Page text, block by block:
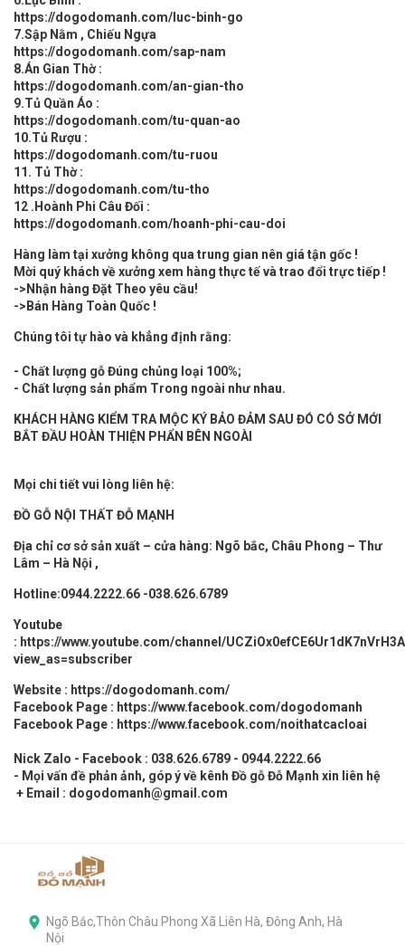
https://dogodomanh.com/luc-binh-go
7.Sập Nằm , Chiếu Ngựa
https://dogodomanh.com/sap-nam
8.Án Gian Thờ :
https://dogodomanh.com/an-gian-tho
9.Tủ Quần Áo :
https://dogodomanh.com/tu-quan-ao
10.Tủ Rượu :
https://dogodomanh.com/tu-ruou
11. Tủ Thờ :
https://dogodomanh.com/tu-tho
12 .Hoành Phi Câu Đối :
https://dogodomanh.com/hoanh-phi-cau-doi
Hàng làm tại xưởng không qua trung gian nên giá tận gốc !
Mời quý khách về xưởng xem hàng thực tế và trao đổi trực tiếp !
->Nhận hàng Đặt Theo yêu cầu!
->Bán Hàng Toàn Quốc !
Chúng tôi tự hào và khẳng định rằng:
- Chất lượng gỗ Đúng chủng loại 100%;
- Chất lượng sản phẩm Trong ngoài như nhau.
KHÁCH HÀNG KIỂM TRA MỘC KÝ BẢO ĐẢM SAU ĐÓ CÓ SỞ MỚI
BẮT ĐẦU HOÀN THIỆN PHẨN BÊN NGOÀI
Mọi chi tiết vui lòng liên hệ:
ĐỒ GỖ NỘI THẤT ĐỖ MẠNH
Địa chỉ cơ sở sản xuất – cửa hàng: Ngõ bắc, Châu Phong – Thư
Lâm – Hà Nội ,
Hotline:0944.2222.66 -038.626.6789
Youtube
: https://www.youtube.com/channel/
view_as=subscriber
Website : https://dogodomanh.com/
Facebook Page : https://www.facebook.com/dogodomanh
Facebook Page : https://www.facebook.com/noithatcacloai
Nick Zalo - Facebook : 038.626.6789 - 0944.2222.66
- Mọi vấn đề phản ảnh, góp ý về kênh Đồ gỗ Đỗ Mạnh xin liên hệ
+ Email : dogodomanh@gmail.com
Ngõ Bắc,Thôn Châu Phong Xã Liên Hà, Đông Anh, Hà
Nội